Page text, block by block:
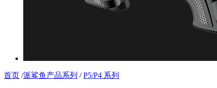
首页 /派鲨鱼产品系列 /P5/P4 系列